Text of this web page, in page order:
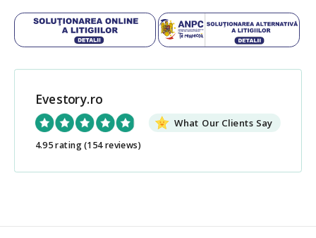
Evestory.ro
What Our Clients Say
4.95 rating(154 reviews)